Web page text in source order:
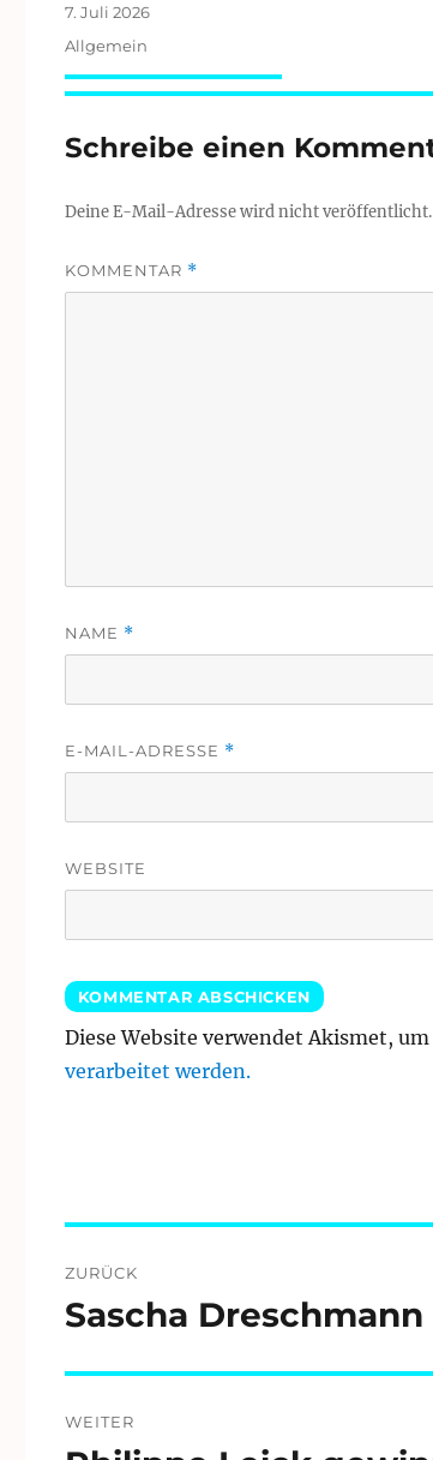
Veröffentlicht
am
7. Juli 2026
Kategorien
Allgemein
Schreibe einen
Deine E-Mail-Adresse wird nicht veröffentlicht.
KOMMENTAR *
NAME *
E-MAIL-ADRESSE *
WEBSITE
Diese Website verwendet Akismet,
verarbeitet werden.
ZURÜCK
Vorheriger
Sascha
WEITER